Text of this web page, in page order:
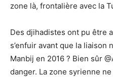
zone là, frontalière avec la
Des djihadistes ont pu être
s’enfuir avant que la liaison
Manbij en 2016 ? Bien sûr
danger. La zone syrienne